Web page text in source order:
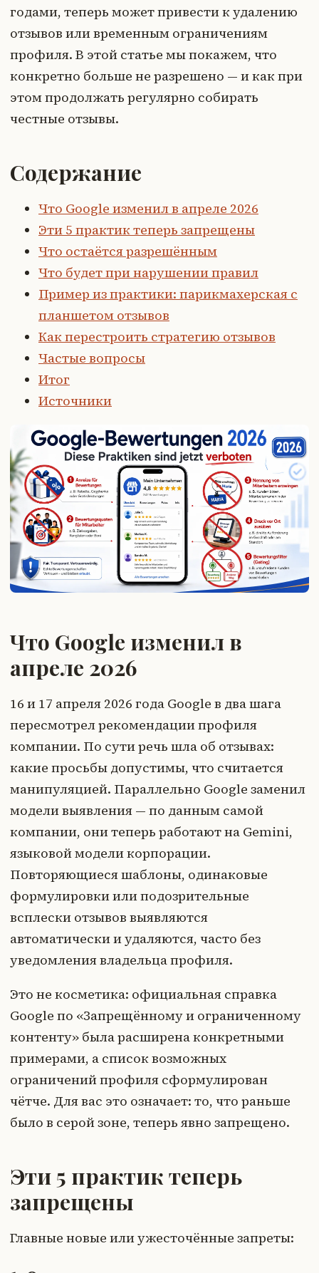
годами, теперь может привести к удалению
отзывов или временным ограничениям
профиля. В этой статье мы покажем, что
конкретно больше не разрешено — и как при
этом продолжать регулярно собирать
честные отзывы.
Содержание
Что Google изменил в апреле 2026
Эти 5 практик теперь запрещены
Что остаётся разрешённым
Что будет при нарушении правил
Пример из практики: парикмахерская с
планшетом отзывов
Как перестроить стратегию отзывов
Частые вопросы
Итог
Источники
Что Google изменил в
апреле 2026
16 и 17 апреля 2026 года Google в два шага
пересмотрел рекомендации профиля
компании. По сути речь шла об отзывах:
какие просьбы допустимы, что считается
манипуляцией. Параллельно Google заменил
модели выявления — по данным самой
компании, они теперь работают на Gemini,
языковой модели корпорации.
Повторяющиеся шаблоны, одинаковые
формулировки или подозрительные
всплески отзывов выявляются
автоматически и удаляются, часто без
уведомления владельца профиля.
Это не косметика: официальная справка
Google по «Запрещённому и ограниченному
контенту» была расширена конкретными
примерами, а список возможных
ограничений профиля сформулирован
чётче. Для вас это означает: то, что раньше
было в серой зоне, теперь явно запрещено.
Эти 5 практик теперь
запрещены
Главные новые или ужесточённые запреты: